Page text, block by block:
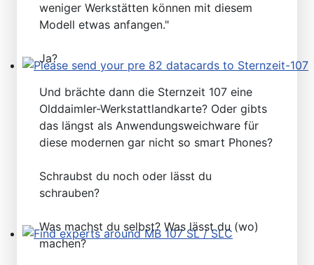
Find experts around MB 107 SL / SLC
weniger Werkstätten können mit diesem
Modell etwas anfangen."
Ja?
Und brächte dann die Sternzeit 107 eine
Olddaimler-Werkstattlandkarte? Oder gibts
das längst als Anwendungsweichware für
diese modernen gar nicht so smart Phones?
Schraubst du noch oder lässt du
schrauben?
Was machst du selbst? Was lässt du (wo)
machen?